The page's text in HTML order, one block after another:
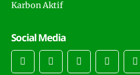
Tabung FRP 4872 Tahan
Jakarta
Tabung FRP 4272 Awet - Ady
Karbon Aktif
Social Media